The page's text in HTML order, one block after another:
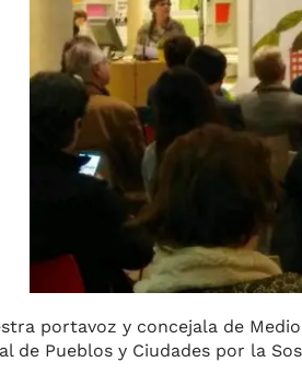
portavoz y concejala de
de Pueblos y Ciudades por la